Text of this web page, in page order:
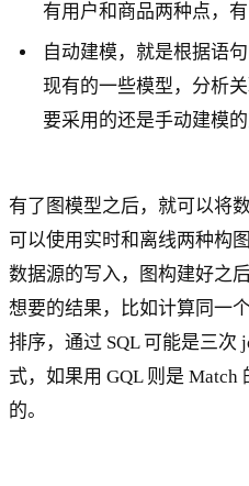
有用户和商品两种点，有
自动建模，就是根据语
现有的一些模型，分析
要采用的还是手动建模的
有了图模型之后，就可以将
可以使用实时和离线两种构
数据源的写入，图构建好之
想要的结果，比如计算同一
排序，通过 SQL 可能是三次
式，如果用 GQL 则是
的。